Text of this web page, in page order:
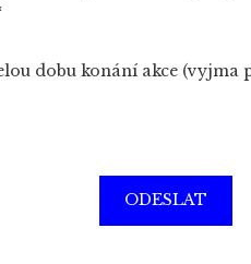
dobu konání akce (vyjma
ODESLAT